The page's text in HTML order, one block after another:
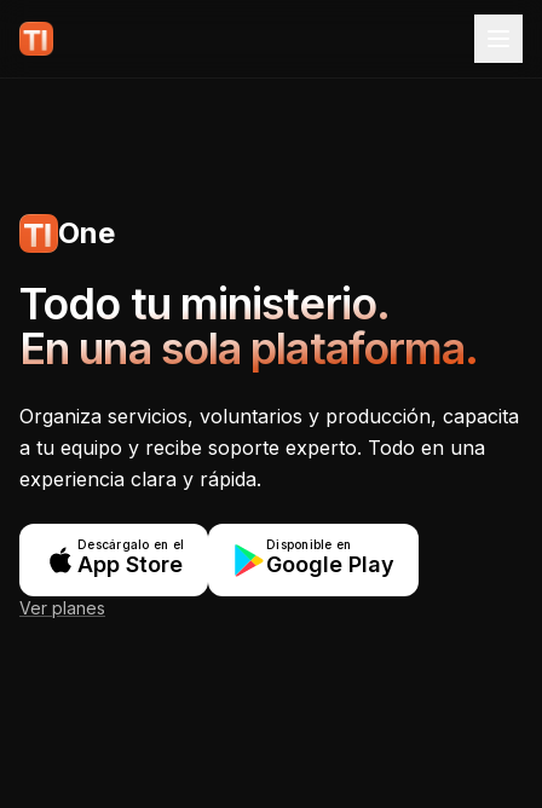
One
Tecnoiglesia One -
Todo tu ministerio.
En una sola plataforma.
Organiza servicios, voluntarios y producción, capacita
a tu equipo y recibe soporte experto. Todo en una
experiencia clara y rápida.
Descárgalo en el
App Store
Disponible en
Google Play
Ver planes